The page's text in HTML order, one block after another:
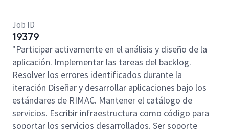
Job ID
19379
"Participar activamente en el análisis y diseño de la
aplicación. Implementar las tareas del backlog.
Resolver los errores identificados durante la
iteración Diseñar y desarrollar aplicaciones bajo los
estándares de RIMAC. Mantener el catálogo de
servicios. Escribir infraestructura como código para
soportar los servicios desarrollados. Ser soporte